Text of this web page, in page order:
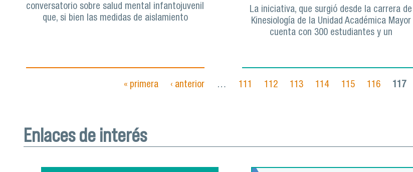
conversatorio sobre salud mental infantojuvenil
que, si bien las medidas de aislamiento
La iniciativa, que surgió desde la carrera de
Kinesiología de la Unidad Académica Mayor
cuenta con 300 estudiantes y un
« primera ‹ anterior … 111 112 113 114 115 116 117
Enlaces de interés